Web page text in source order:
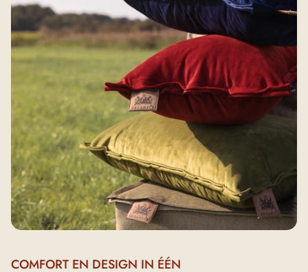
COMFORT EN DESIGN IN ÉÉN